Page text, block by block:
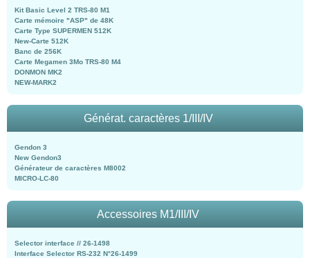
Kit Basic Level 2 TRS-80 M1
Carte mémoire "ASP" de 48K
Carte Type SUPERMEN 512K
New-Carte 512K
Banc de 256K
Carte Megamen 3Mo TRS-80 M4
DONMON MK2
NEW-MARK2
Générat. caractères 1/III/IV
Gendon 3
New Gendon3
Générateur de caractères M8002
MICRO-LC-80
Accessoires M1/III/IV
Selector interface // 26-1498
Interface Selector RS-232 N°26-1499